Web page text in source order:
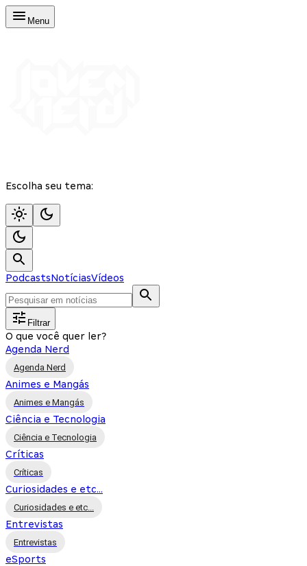
Menu
Escolha seu tema:
PodcastsNotíciasVídeos
Filtrar
O que você quer ler?
Agenda Nerd
Agenda Nerd
Animes e Mangás
Animes e Mangás
Ciência e Tecnologia
Ciência e Tecnologia
Críticas
Críticas
Curiosidades e etc...
Curiosidades e etc...
Entrevistas
Entrevistas
eSports